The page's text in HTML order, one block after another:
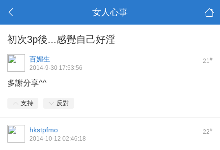
女人心事
初次3p後...感覺自己好淫
21#
百媚生
2014-9-30 17:53:56
多謝分享^^
支持 反對
22#
hkstpfmo
2014-10-12 02:46:18